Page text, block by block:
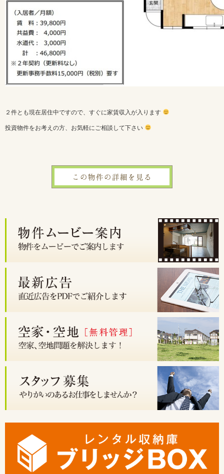
２件とも現在居住中ですので、すぐに家賃収入が入ります
投資物件をお考えの方、お気軽にご相談して下さい
この物件の詳細を見る